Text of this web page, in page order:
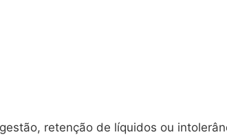
retenção de líquidos ou